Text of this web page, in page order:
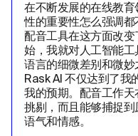
在不断发展的在线教
性的重要性怎么强调都
配音工具在这方面改
始，我就对人工智能
语言的细微差别和微
Rask AI 不仅达到了我
我的预期。配音工作
挑剔，而且能够捕捉
语气和情感。